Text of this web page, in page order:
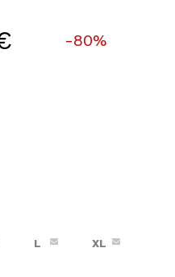
-80%
L XL